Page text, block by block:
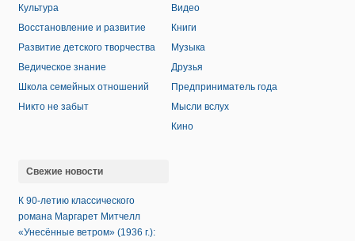
Культура
Восстановление и развитие
Развитие детского творчества
Ведическое знание
Школа семейных отношений
Никто не забыт
Видео
Книги
Музыка
Друзья
Предприниматель года
Мысли вслух
Кино
Свежие новости
К 90-летию классического
романа Маргарет Митчелл
«Унесённые ветром» (1936 г.):